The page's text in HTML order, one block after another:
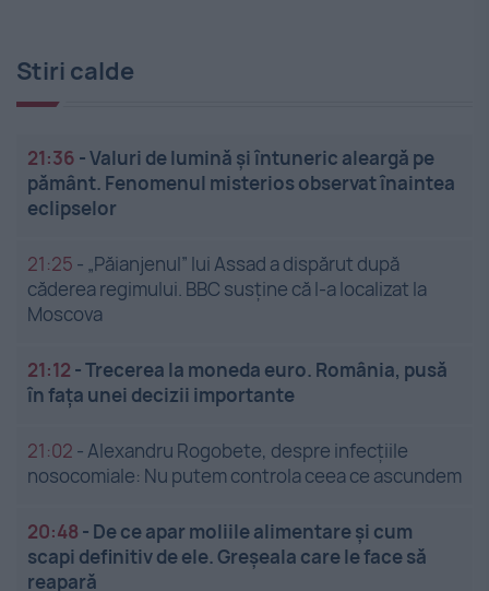
Stiri calde
21:36 -Valuri de lumină și întuneric aleargă pe
pământ. Fenomenul misterios observat înaintea
eclipselor
21:25 - „Păianjenul” lui Assad a dispărut după
căderea regimului. BBC susține că l-a localizat la
Moscova
21:12 -Trecerea la moneda euro. România, pusă
în fața unei decizii importante
21:02 -Alexandru Rogobete, despre infecțiile
nosocomiale: Nu putem controla ceea ce ascundem
20:48 - De ce apar moliile alimentare și cum
scapi definitiv de ele. Greșeala care le face să
reapară